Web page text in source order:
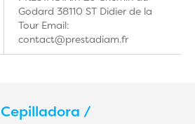
Godard 38110 ST Didier de la
Tour Email:
contact@prestadiam.fr
Cepilladora /